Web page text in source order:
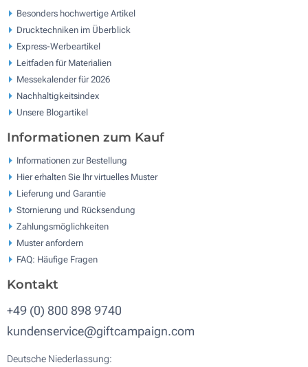
Besonders hochwertige Artikel
Drucktechniken im Überblick
Express-Werbeartikel
Leitfaden für Materialien
Messekalender für 2026
Nachhaltigkeitsindex
Unsere Blogartikel
Informationen zum Kauf
Informationen zur Bestellung
Hier erhalten Sie Ihr virtuelles Muster
Lieferung und Garantie
Stornierung und Rücksendung
Zahlungsmöglichkeiten
Muster anfordern
FAQ: Häufige Fragen
Kontakt
+49 (0) 800 898 9740
kundenservice@giftcampaign.com
Deutsche Niederlassung: